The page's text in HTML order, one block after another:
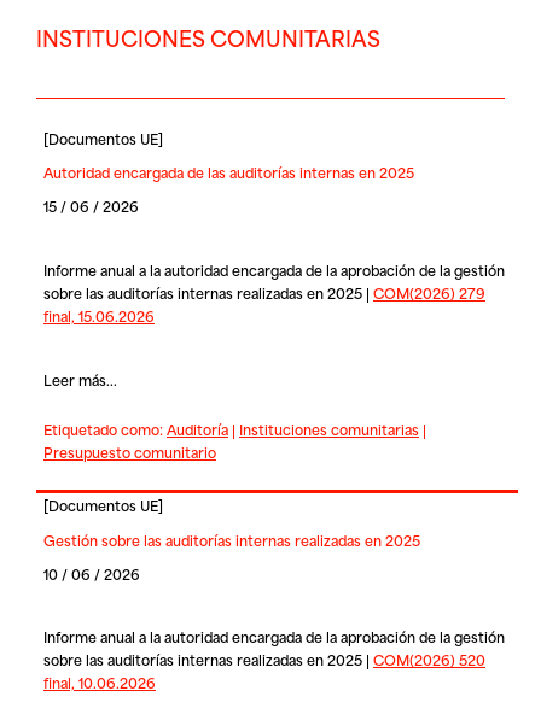
INSTITUCIONES COMUNITARIAS
[Documentos UE]
Autoridad encargada de las auditorías internas en 2025
15 / 06 / 2026
Informe anual a la autoridad encargada de la aprobación de la gestión
sobre las auditorías internas realizadas en 2025 | COM(2026) 279
final, 15.06.2026
Leer más...
Etiquetado como:Auditoría| Instituciones comunitarias|
Presupuesto comunitario
[Documentos UE]
Gestión sobre las auditorías internas realizadas en 2025
10 / 06 / 2026
Informe anual a la autoridad encargada de la aprobación de la gestión
sobre las auditorías internas realizadas en 2025 | COM(2026) 520
final, 10.06.2026